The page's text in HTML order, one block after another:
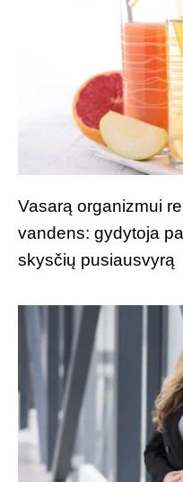
Vasarą organizmui
vandens: gydytoja
skysčių pusiausvyrą